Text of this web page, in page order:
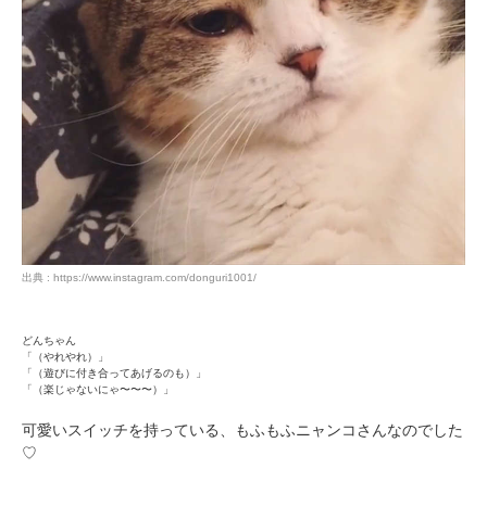
出典 : https://www.instagram.com/donguri1001/
どんちゃん
「（やれやれ）」
「（遊びに付き合ってあげるのも）」
「（楽じゃないにゃ〜〜〜）」
可愛いスイッチを持っている、もふもふニャンコさんなのでした
♡